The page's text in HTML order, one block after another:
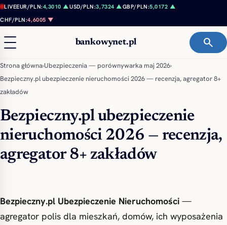
Przejdź do treści
LIVEEUR/PLN:4,3010 ▲USD/PLN:3,7324 ▲GBP/PLN:5,0172 ▲
CHF/PLN:4,6005 ▼
bankowynet.pl search
Strona główna›Ubezpieczenia — porównywarka maj 2026›
Bezpieczny.pl ubezpieczenie nieruchomości 2026 — recenzja, agregator 8+
zakładów
Bezpieczny.pl ubezpieczenie
nieruchomości 2026 — recenzja,
agregator 8+ zakładów
Bezpieczny.pl Ubezpieczenie Nieruchomości —
agregator polis dla mieszkań, domów, ich wyposażenia